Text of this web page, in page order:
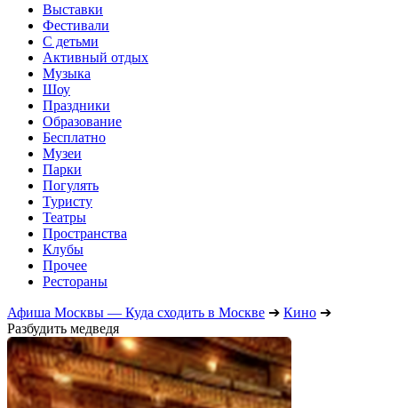
Выставки
Фестивали
С детьми
Активный отдых
Музыка
Шоу
Праздники
Образование
Бесплатно
Музеи
Парки
Погулять
Туристу
Театры
Пространства
Клубы
Прочее
Рестораны
Афиша Москвы — Куда сходить в Москве ➔ Кино ➔
Разбудить медведя